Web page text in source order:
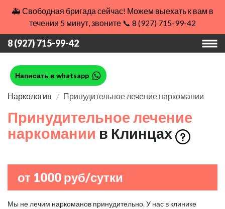
🚑 Свободная бригада сейчас! Можем выехать к вам в
течении 5 минут, звоните 📞 8 (927) 715-99-42
8 (927) 715-99-42
Написать в whatsapp
Наркология Принудительное лечение наркомании
Принудительное лечение
наркомании в Клинцах
от 1000 руб/сутки
Мы не лечим наркоманов принудительно. У нас в клинике